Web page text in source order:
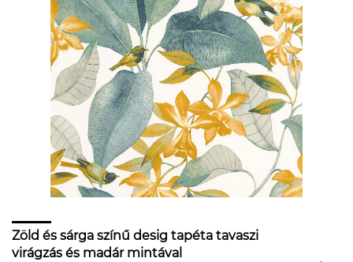
Zöld és sárga színű desig tapéta tavaszi
virágzás és madár mintával